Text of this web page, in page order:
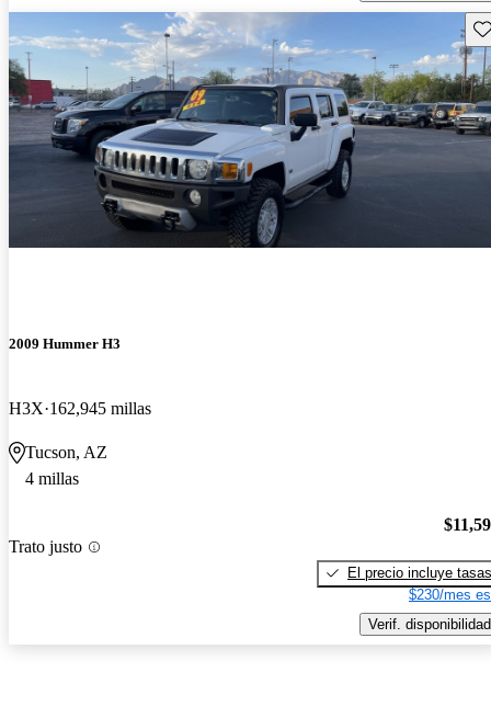
2009 Hummer H3
H3X 162,945 millas
Tucson, AZ
4 millas
Trato justo
El precio incluye tasas
$230/mes
Verif. disponibilidad